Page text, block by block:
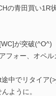
の青田買い1R
が突破(^O^)
フォー、オペル
途中でリタイア
ように。